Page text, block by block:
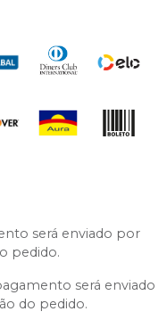
será enviado por
pedido.
será enviado
do pedido.